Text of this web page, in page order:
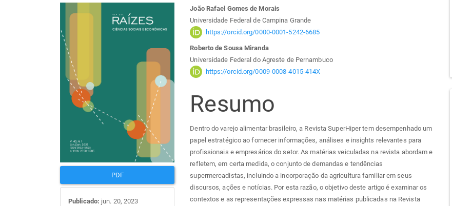
Barra
lateral
de
artigos
PDF
Publicado: jun. 20, 2023
Conteúdo
do
artigo
principal
João Rafael Gomes de Morais
Universidade Federal de Campina Grande
https://orcid.org/0000-0001-5242-6685
Roberto de Sousa Miranda
Universidade Federal do Agreste de Pernambuco
https://orcid.org/0009-0008-4015-414X
Resumo
Dentro do varejo alimentar brasileiro, a Revista SuperHiper tem desempenhado um
papel estratégico ao fornecer informações, análises e insights relevantes para
profissionais e empresários do setor. As matérias veiculadas na revista abordam e
refletem, em certa medida, o conjunto de demandas e tendências
supermercadistas, incluindo a incorporação da agricultura familiar em seus
discursos, ações e notícias. Por esta razão, o objetivo deste artigo é examinar os
contextos e as representações expressas nas matérias publicadas na Revista